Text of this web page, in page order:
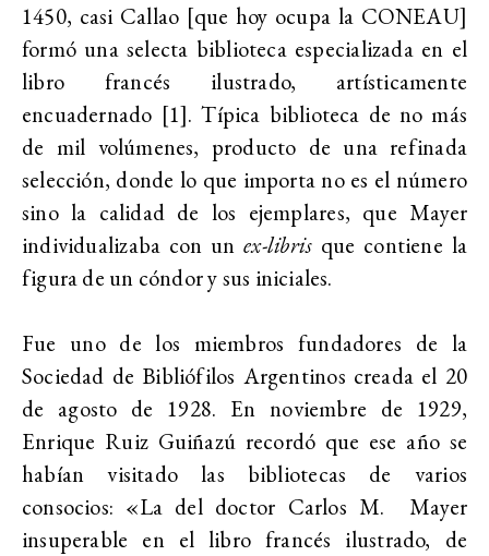
1450, casi Callao [que hoy ocupa la CONEAU]
formó una selecta biblioteca especializada en el
libro francés ilustrado, artísticamente
encuadernado [1]. Típica biblioteca de no más
de mil volúmenes, producto de una refinada
selección, donde lo que importa no es el número
sino la calidad de los ejemplares, que Mayer
individualizaba con unex-libris que contiene la
figura de un cóndor y sus iniciales.
Fue uno de los miembros fundadores de la
Sociedad de Bibliófilos Argentinos creada el 20
de agosto de 1928. En noviembre de 1929,
Enrique Ruiz Guiñazú recordó que ese año se
habían visitado las bibliotecas de varios
consocios: «La del doctor Carlos M. Mayer
insuperable en el libro francés ilustrado, de